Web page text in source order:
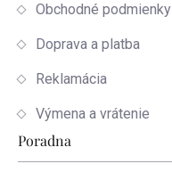
Obchodné podmienky
Doprava a platba
Reklamácia
Výmena a vrátenie
Poradna